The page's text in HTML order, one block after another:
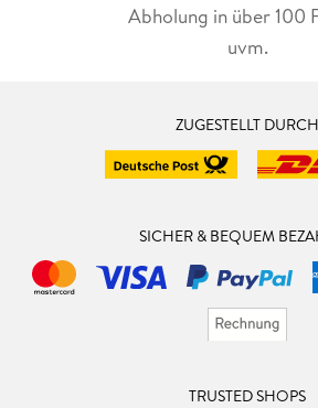
Abholung in über 100
uvm.
ZUGESTELLT DURCH
SICHER & BEQUEM
TRUSTED SHOPS